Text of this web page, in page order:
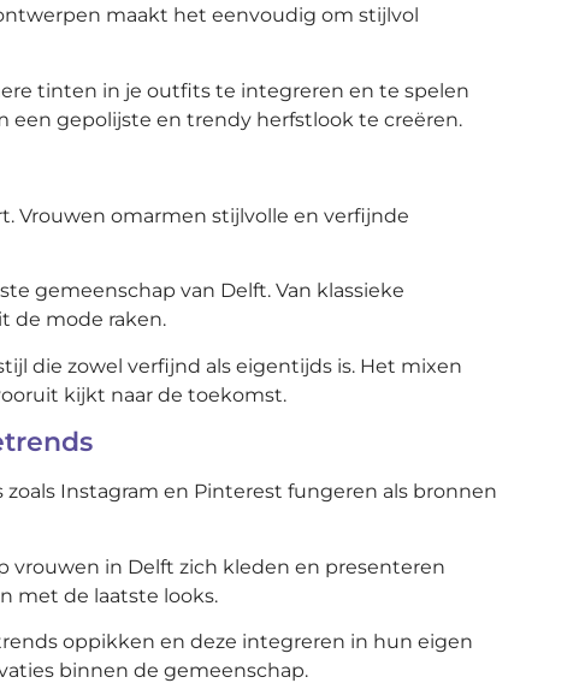
maakt het eenvoudig om stijlvol
tinten in je outfits te integreren en te spelen
een gepolijste en trendy herfstlook te creëren.
Vrouwen omarmen stijlvolle en verfijnde
gemeenschap van Delft. Van klassieke
de mode raken.
die zowel verfijnd als eigentijds is. Het mixen
kijkt naar de toekomst.
Instagram en Pinterest fungeren als bronnen
vrouwen in Delft zich kleden en presenteren
met de laatste looks.
oppikken en deze integreren in hun eigen
binnen de gemeenschap.